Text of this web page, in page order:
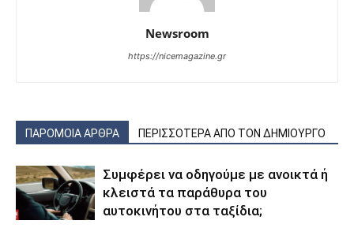
Newsroom
https://nicemagazine.gr
ΠΑΡΟΜΟΙΑ ΑΡΘΡΑ ΠΕΡΙΣΣΟΤΕΡΑ ΑΠΟ ΤΟΝ ΔΗΜΙΟΥΡΓΟ
Συμφέρει να οδηγούμε με ανοικτά ή
κλειστά τα παράθυρα του
αυτοκινήτου στα ταξίδια;